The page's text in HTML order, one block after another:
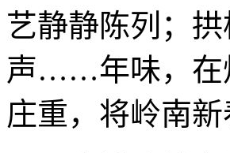
艺静静陈列；
声……年味，在
庄重，将岭南